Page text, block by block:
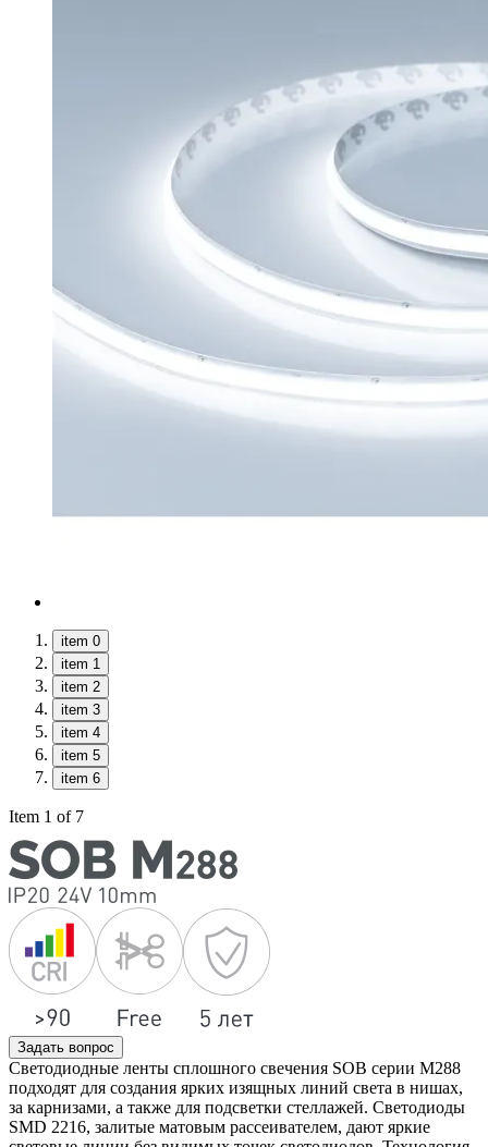
item 0
item 1
item 2
item 3
item 4
item 5
item 6
Item 1 of 7
Задать вопрос
Светодиодные ленты сплошного свечения SOB серии M288
подходят для создания ярких изящных линий света в нишах,
за карнизами, а также для подсветки стеллажей. Светодиоды
SMD 2216, залитые матовым рассеивателем, дают яркие